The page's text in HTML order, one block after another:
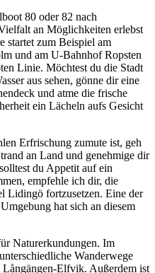
80 oder 82 nach
an Möglichkeiten erlebst
startet zum Beispiel am
und am U-Bahnhof Ropsten
Linie. Möchtest du die Stadt
aus sehen, gönne dir eine
und atme die frische
ein Lächeln aufs Gesicht
Erfrischung zumute ist, geh
an Land und genehmige dir
du Appetit auf ein
empfehle ich dir, die
Lidingö fortzusetzen. Eine der
hat sich an diesem
Naturerkundungen. Im
Wanderwege
Långängen-Elfvik. Außerdem ist